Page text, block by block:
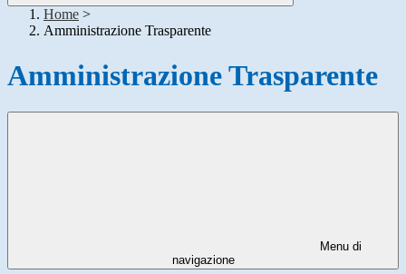
Home >
Amministrazione Trasparente
Amministrazione Trasparente
Menu di
navigazione